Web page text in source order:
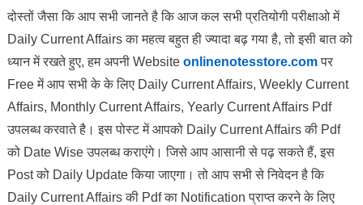
दोस्तों जैसा कि आप सभी जानते है कि आज कल सभी प्रतियोगी परीक्षाओ में
Daily Current Affairs का महत्व बहुत ही ज्यादा बढ़ गया है, तो इसी बात को
ध्यान में रखते हुए, हम अपनी Website onlinenotesstore.comपर
Free में आप सभी के के लिए Daily Current Affairs, Weekly Current
Affairs, Monthly Current Affairs, Yearly Current Affairs Pdf
उपलब्ध करवाते है। इस पोस्ट में आपको Daily Current Affairs की Pdf
को Date Wise उपलब्ध कराएंगे। जिसे आप आसानी से पढ़ सकते हैं, इस
Post को Daily Update किया जाएगा। तो आप सभी से निवेदन है कि
Daily Current Affairs की Pdf का Notification प्राप्त करने के लिए